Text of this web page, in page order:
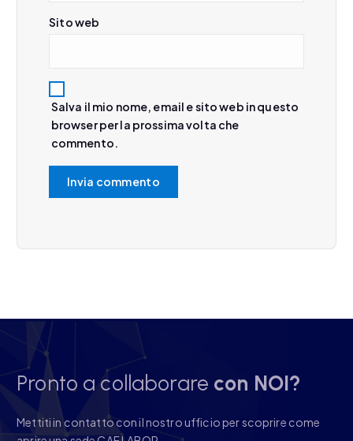
Sito web
Salva il mio nome, email e sito web in questo
browser per la prossima volta che
commento.
Pronto a collaborare con NOI?
Mettiti in contatto con il nostro ufficio per scoprire come